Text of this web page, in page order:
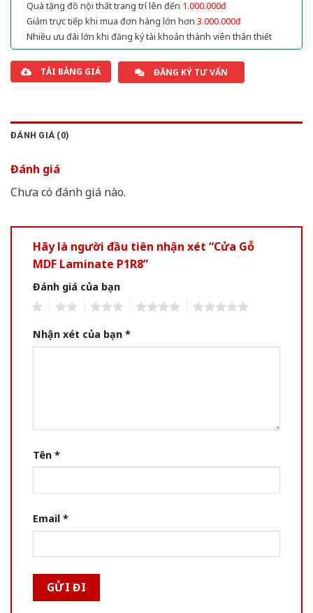
Quà tặng đồ nội thất trang trí lên đến 1.000.000đ
Giảm trực tiếp khi mua đơn hàng lớn hơn 3.000.000đ
Nhiều ưu đãi lớn khi đăng ký tài khoản thành viên thân thiết
TẢI BẢNG GIÁ ĐĂNG KÝ TƯ VẤN
ĐÁNH GIÁ (0)
Đánh giá
Chưa có đánh giá nào.
Hãy là người đầu tiên nhận xét “Cửa Gỗ
MDF Laminate P1R8”
Đánh giá của bạn
Nhận xét của bạn *
Tên *
Email *